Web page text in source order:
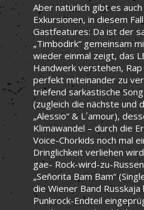
Aber natürlich gibt es
Exkursionen, in diesem
Gastfeatures: Da ist der
„Timbodirk“ gemeinsam
wieder einmal zeigt, das
Handwerk verstehen, Rap
perfekt miteinander zu
triefend sarkastische
(zugleich die nächste und
„Alessio“ & L´amour),
Klimawandel – durch die
Voice-Chorkids noch mal
Dringlichkeit verliehen
gae- Rock-wird-zu-
„Señorita Bam Bam“
die Wiener Band
Punkrock-Endteil